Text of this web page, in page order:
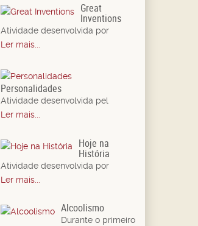
Great
Inventions
Atividade desenvolvida por
Ler mais...
Personalidades
Atividade desenvolvida pel
Ler mais...
Hoje na
História
Atividade desenvolvida por
Ler mais...
Alcoolismo
Durante o primeiro